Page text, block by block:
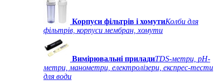
Корпуси фільтрів і хомутиКолби для
фільтрів, корпуси мембран, хомути
Вимірювальні приладиTDS-метри, рН-
метри, манометри, електролізери, експрес-тести
для води